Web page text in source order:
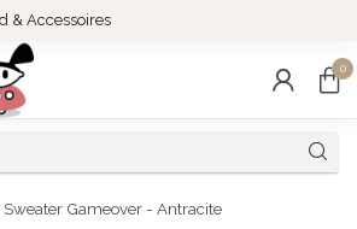
& Accessoires
0
Sweater Gameover - Antracite